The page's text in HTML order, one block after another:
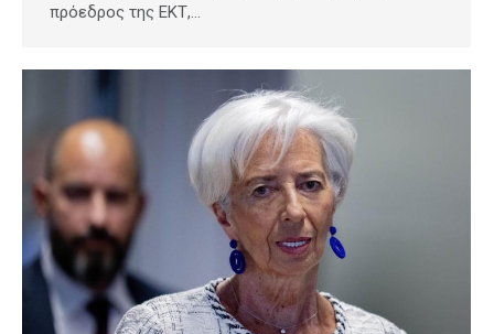
πρόεδρος της ΕΚΤ,…